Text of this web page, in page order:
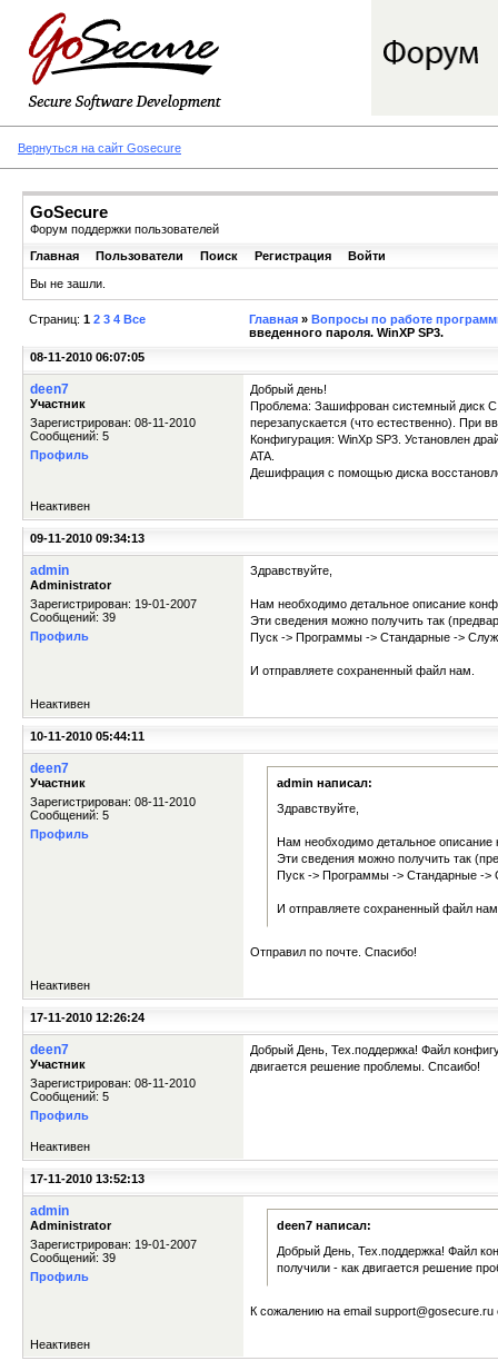
Вернуться на сайт Gosecure
GoSecure
Форум поддержки пользователей
Главная
Пользователи Поиск Регистрация Войти
Вы не зашли.
Страниц: 1 2 3 4 Все Главная » Вопросы по работе
введенного пароля. WinXP SP3.
08-11-2010 06:07:05
deen7
Участник
Зарегистрирован: 08-11-2010
Сообщений: 5
Профиль
Добрый день!
Проблема: Зашифрован системный диск
перезапускается (что естественно). При
Конфигурация: WinXp SP3. Установлен
ATA.
Дешифрация с помощью диска
Неактивен
09-11-2010 09:34:13
admin
Administrator
Зарегистрирован: 19-01-2007
Сообщений: 39
Профиль
Здравствуйте,
Нам необходимо детальное описание
Эти сведения можно получить так
Пуск -> Программы -> Стандарные ->
И отправляете сохраненный файл нам.
Неактивен
10-11-2010 05:44:11
deen7
Участник
Зарегистрирован: 08-11-2010
Сообщений: 5
Профиль
admin написал:
Здравствуйте,
Нам необходимо детальное описание
Эти сведения можно получить так
Пуск -> Программы -> Стандарные ->
И отправляете сохраненный файл
Отправил по почте. Спасибо!
Неактивен
17-11-2010 12:26:24
deen7
Участник
Зарегистрирован: 08-11-2010
Сообщений: 5
Профиль
Добрый День, Тех.поддержка! Файл
двигается решение проблемы. Спсаибо!
Неактивен
17-11-2010 13:52:13
admin
Administrator
Зарегистрирован: 19-01-2007
Сообщений: 39
Профиль
deen7 написал:
Добрый День, Тех.поддержка! Файл
получили - как двигается решение
К сожалению на email
Неактивен